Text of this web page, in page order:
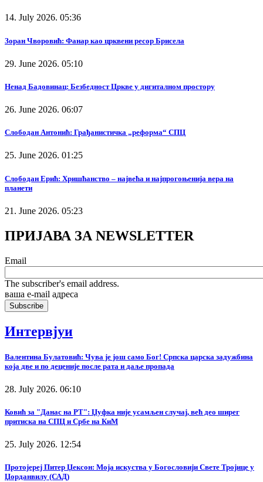
14. July 2026. 05:36
Зоран Чворовић: Фанар као црквени ресор Брисела
29. June 2026. 05:10
Ненад Бадовинац: Безбедност Цркве у дигиталном простору
26. June 2026. 06:07
Слободан Антонић: Грађанистичка „реформа“ СПЦ
25. June 2026. 01:25
Слободан Ерић: Хришћанство – највећа и најпрогоњенија вера на
планети
21. June 2026. 05:23
ПРИЈАВА ЗА NEWSLETTER
Email
The subscriber's email address.
ваша е-mail адреса
Интервјуи
Валентина Булатовић: Чува је још само Бог! Српска царска задужбина
која две и по деценије после рата и даље пропада
28. July 2026. 06:10
Ковић за "Данас на РТ": Џуфка није усамљен случај, већ део ширег
притиска на СПЦ и Србе на КиМ
25. July 2026. 12:54
Протојереј Питер Џексон: Моја искуства у Богословији Свете Тројице у
Џорданвилу (САД)